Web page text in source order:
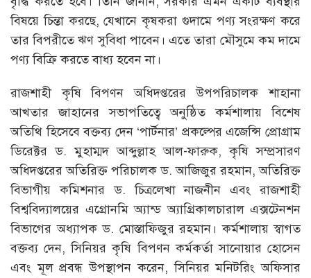
বিষয়ে চিন্তা করছে, যেখানে কৃষকরা গুদামে পণ্য সংরক্ষণ করে
তার বিপরীতে ঋণ সুবিধা পাবেন। এতে তারা মৌসুমে কম দামে
পণ্য বিক্রি করতে বাধ্য হবেন না।
রাজশাহী কৃষি বিপণন অধিদপ্তরের উপপরিচালক শাহানা
আখতার জাহানের সভাপতিত্বে অনুষ্ঠিত কর্মশালায় বিশেষ
অতিথি হিসেবে বক্তব্য দেন ‘পার্টনার’ প্রকল্পের এজেন্সি প্রোগ্রাম
ডিরেক্টর ড. মুহাম্মদ আব্দুল্লাহ আল-ফারুক, কৃষি সম্প্রসারণ
অধিদপ্তরের অতিরিক্ত পরিচালক ড. আজিজুর রহমান, অতিরিক্ত
বিভাগীয় কমিশনার ড. চিত্রলেখা নাজনীন এবং রাজশাহী
বিশ্ববিদ্যালয়ের এগ্রোনমি অ্যান্ড অ্যাগ্রিকালচারাল এক্সটেনশন
বিভাগের অধ্যাপক ড. মোস্তাফিজুর রহমান। কর্মশালায় স্বাগত
বক্তব্য দেন, সিনিয়র কৃষি বিপণন কর্মকর্তা সানোয়ার হোসেন
এবং মূল প্রবন্ধ উপস্থাপন করেন, সিনিয়র মনিটরিং অফিসার